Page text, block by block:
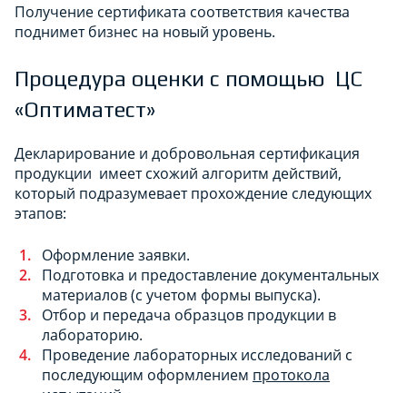
Получение сертификата соответствия качества
поднимет бизнес на новый уровень.
Процедура оценки с помощью ЦС
«Оптиматест»
Декларирование и добровольная сертификация
продукции имеет схожий алгоритм действий,
который подразумевает прохождение следующих
этапов:
Оформление заявки.
Подготовка и предоставление документальных
материалов (с учетом формы выпуска).
Отбор и передача образцов продукции в
лабораторию.
Проведение лабораторных исследований с
последующим оформлением протокола